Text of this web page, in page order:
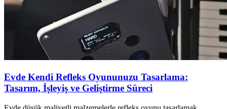
Evde Kendi Refleks Oyununuzu Tasarlama:
Tasarım, İşleyiş ve Geliştirme Süreci